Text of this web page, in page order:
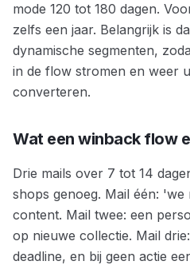
mode 120 tot 180 dagen.
zelfs een jaar. Belangrijk is
dynamische segmenten,
in de flow stromen en weer
converteren.
Wat een winback flow
Drie mails over 7 tot 14
shops genoeg. Mail één: 'we
content. Mail twee: een
op nieuwe collectie. Mail
deadline, en bij geen actie